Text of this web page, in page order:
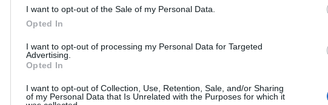
I want to opt-out of the Sale of my Personal Data.
Opted In
I want to opt-out of processing my Personal Data for Targeted
Advertising.
Opted In
I want to opt-out of Collection, Use, Retention, Sale, and/or Sharing
of my Personal Data that Is Unrelated with the Purposes for which it
Tricks From The Top Pros(1)
bitcoin knots(1) bitcoin wallet windows(1)
vállalkozását online ezekkel az internetes
marketing tippekkel (1) Buy Beautiful Jewelry